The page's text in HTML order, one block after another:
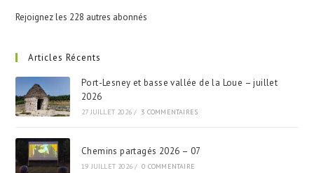
Rejoignez les 228 autres abonnés
Articles Récents
Port-Lesney et basse vallée de la Loue – juillet
2026
27 JUILLET 2026 / 3 COMMENTAIRES
Chemins partagés 2026 – 07
19 JUILLET 2026 / 0 COMMENTAIRE